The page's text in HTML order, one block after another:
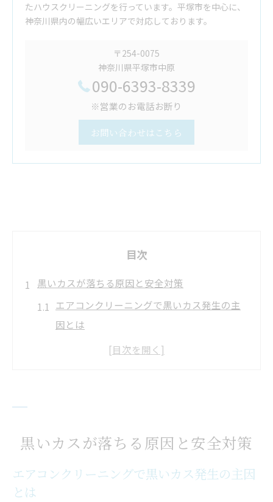
たハウスクリーニングを行っています。平塚市を中心に、
神奈川県内の幅広いエリアで対応しております。
〒254-0075
神奈川県平塚市中原
090-6393-8339
※営業のお電話お断り
お問い合わせはこちら
目次
黒いカスが落ちる原因と安全対策
エアコンクリーニングで黒いカス発生の主
因とは
黒いカスとエアコン内部のカビ・ホコリの
の注意点
黒いカス放置が健康やエアコンに与える影
黒いカスが落ちる原因と安全対策
エアコンクリーニングで黒いカス発生の主因
とは